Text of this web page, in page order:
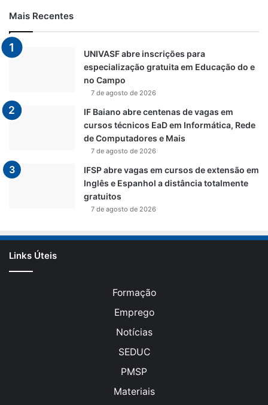
Mais Recentes
UNIVASF abre inscrições para
especialização gratuita em Educação do e
no Campo
7 de agosto de 2026
IF Baiano abre centenas de vagas em
cursos técnicos EaD em Informática, Rede
de Computadores e Mais
7 de agosto de 2026
IFSP abre vagas em cursos de extensão em
Inglês e Espanhol a distância totalmente
gratuitos
7 de agosto de 2026
Links Úteis
Formação
Emprego
Notícias
SEDUC
PMSP
Materiais